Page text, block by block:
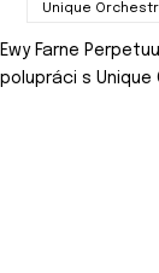
Unique
Farne
s Unique